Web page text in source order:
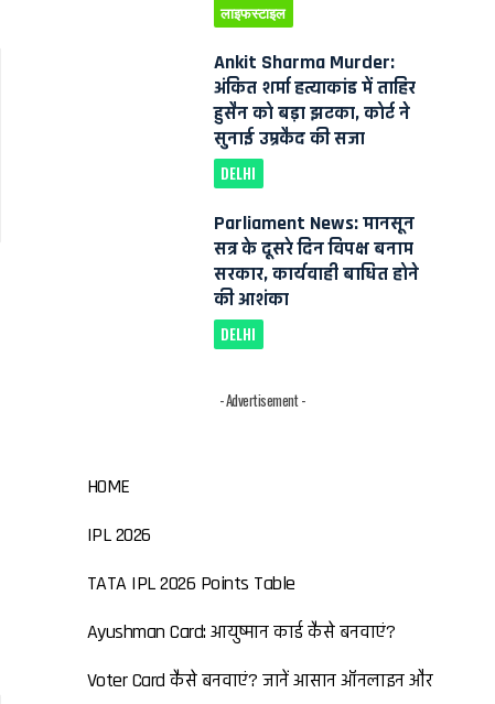
लाइफस्टाइल
Ankit Sharma Murder:
अंकित शर्मा हत्याकांड में ताहिर
हुसैन को बड़ा झटका, कोर्ट ने
सुनाई उम्रकैद की सजा
DELHI
Parliament News: मानसून
सत्र के दूसरे दिन विपक्ष बनाम
सरकार, कार्यवाही बाधित होने
की आशंका
DELHI
- Advertisement -
HOME
IPL 2026
TATA IPL 2026 Points Table
Ayushman Card: आयुष्मान कार्ड कैसे बनवाएं?
Voter Card कैसे बनवाएं? जानें आसान ऑनलाइन और